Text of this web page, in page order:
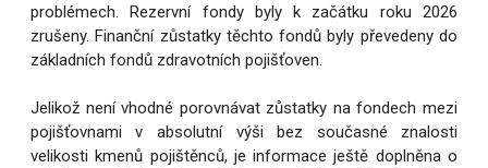
problémech. Rezervní fondy byly k začátku roku 2026
zrušeny. Finanční zůstatky těchto fondů byly převedeny do
základních fondů zdravotních pojišťoven.
Jelikož není vhodné porovnávat zůstatky na fondech mezi
pojišťovnami v absolutní výši bez současné znalosti
velikosti kmenů pojištěnců, je informace ještě doplněna o